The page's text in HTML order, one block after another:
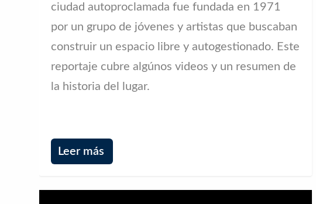
ciudad autoproclamada fue fundada en 1971
por un grupo de jóvenes y artistas que buscaban
construir un espacio libre y autogestionado. Este
reportaje cubre algúnos videos y un resumen de
la historia del lugar.
Leer más